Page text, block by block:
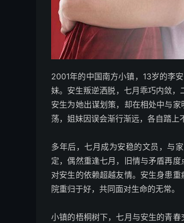
2001年的中国南方小镇，13岁的李
妹。安生叛逆洒脱，七月乖巧内敛，
安生为她出谋划策，却在相处中与
荡，姐妹因误会渐行渐远，各自踏上
多年后，七月成为安稳的文员，与
定，偶然重逢七月，旧情与矛盾再
对安生的依赖超越友情。安生身患
院重归于好，共同面对生命的无常。
小镇的梧桐树下，七月与安生的青春